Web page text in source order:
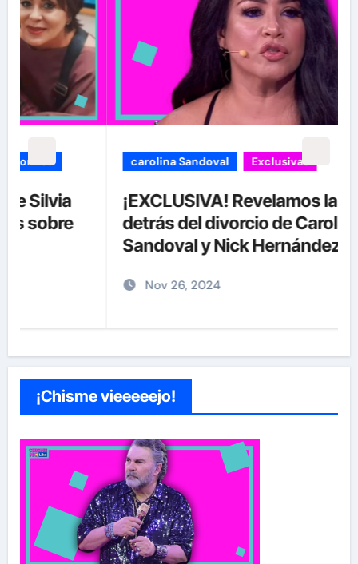
carolina Sandoval Exclusivas
¡EXCLUSIVA! Revelamos la verdad
detrás del divorcio de Carolina
Sandoval y Nick Hernández
Nov 26, 2024
¡Chisme vieeeeejo!